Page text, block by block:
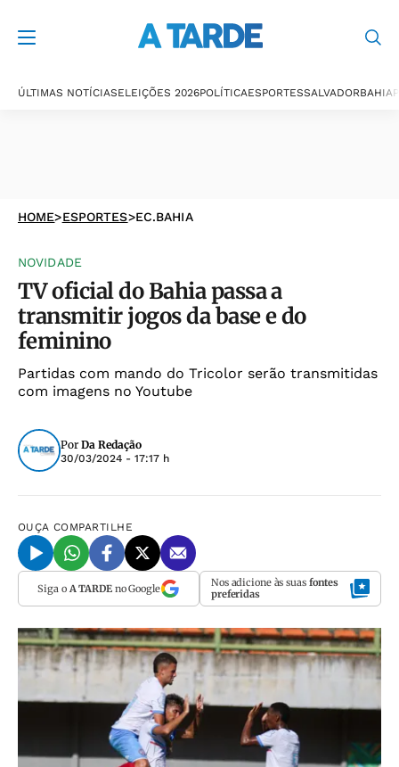
ÚLTIMAS NOTÍCIASELEIÇÕES 2026POLÍTICAESPORTESSALVADORBAHIA
HOME>ESPORTES>EC.BAHIA
NOVIDADE
TV oficial do Bahia passa a
transmitir jogos da base e do
feminino
Partidas com mando do Tricolor serão transmitidas
com imagens no Youtube
Por Da Redação
30/03/2024 - 17:17 h
OUÇA COMPARTILHE
Siga o A TARDEno Google Nos adicione às suas fontes
preferidas